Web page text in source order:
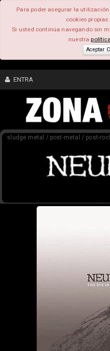
Para poder asegurar la
cookies propias
Si usted continúa navegando sin
nuestra
Aceptar
ENTRA
CONTENIDO
COMUNIDAD
FEEEDBACK
sludge metal / post-metal / post-